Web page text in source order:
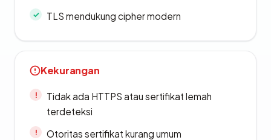
TLS mendukung cipher modern
Kekurangan
Tidak ada HTTPS atau sertifikat lemah
terdeteksi
Otoritas sertifikat kurang umum